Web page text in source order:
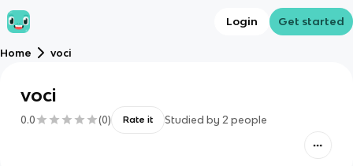
Login Get started
Home voci
voci
0.0 (0) Rate it Studied by 2 people